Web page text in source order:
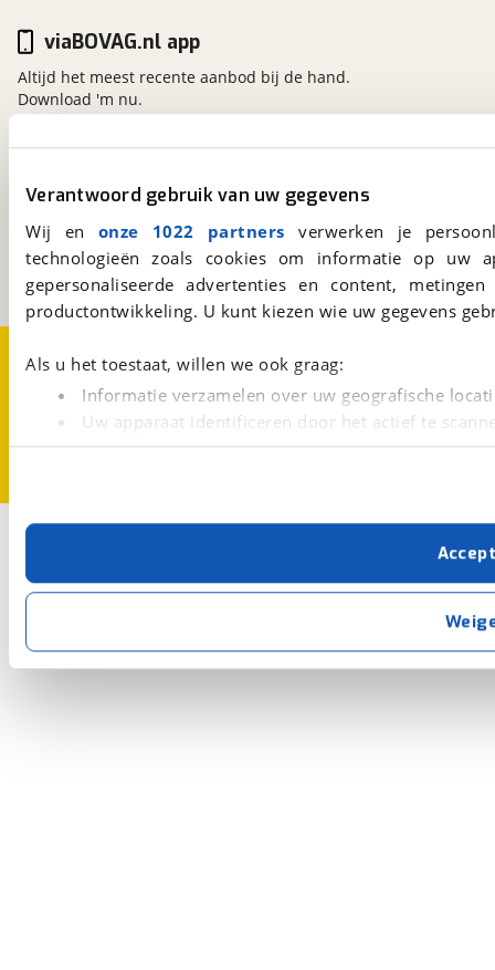
Verantwoord gebruik van uw gegevens
Wij en onze 1022 partners verwerken je
technologieën zoals cookies om informatie op
gepersonaliseerde advertenties en content,
productontwikkeling. U kunt kiezen wie uw gegevens
Als u het toestaat, willen we ook graag:
Informatie verzamelen over uw geografische
Uw apparaat identificeren door het actief te
Lees meer over hoe uw persoonlijke gegevens worden
Met cookies en vergelijkbare technieken zorgen we
cookies zorgen ervoor dat de website goed werkt.
verbeteren. We tonen je graag relevante advertenties
buiten onze website volgt – uiteraard op
. Als je weigert, plaatsen we alleen
kun je later altijd aanpassen via devoorkeurenpagina.
tickethouder
viaBOVAG.nl
3981 AJ
Bunnik
Een initiatief van
BOVAG
viaBOVAG.nl app
Altijd het meest recente aanbod bij de hand.
Download 'm nu.
CookievoorkeurenVacatures